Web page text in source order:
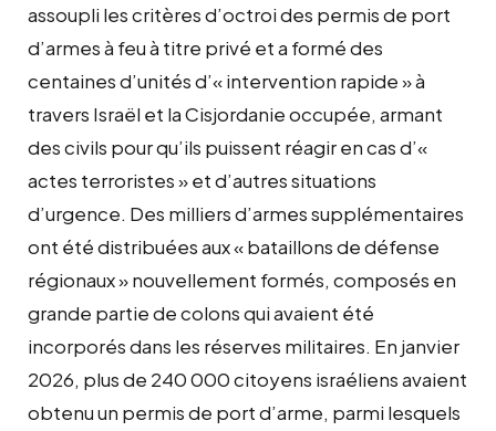
assoupli les critères d’octroi des permis de port
d’armes à feu à titre privé et a formé des
centaines d’unités d’« intervention rapide » à
travers Israël et la Cisjordanie occupée, armant
des civils pour qu’ils puissent réagir en cas d’«
actes terroristes » et d’autres situations
d’urgence. Des milliers d’armes supplémentaires
ont été distribuées aux « bataillons de défense
régionaux » nouvellement formés, composés en
grande partie de colons qui avaient été
incorporés dans les réserves militaires. En janvier
2026, plus de 240 000 citoyens israéliens avaient
obtenu un permis de port d’arme, parmi lesquels